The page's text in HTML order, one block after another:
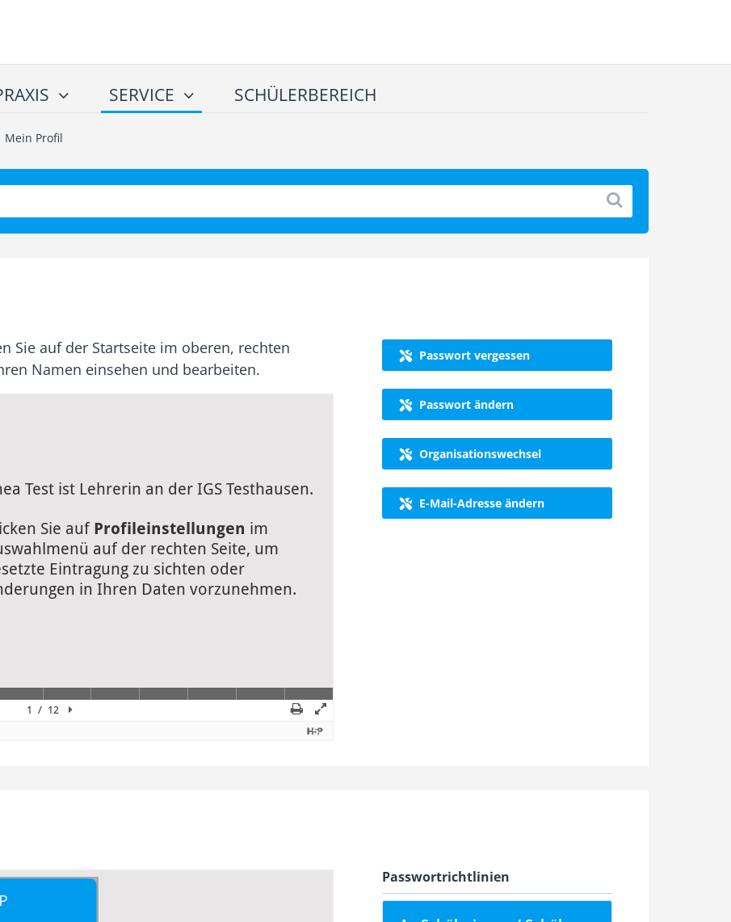
SERVICE SCHÜLERBEREICH
Mein Profil
Sie auf der Startseite im oberen, rechten
Namen einsehen und bearbeiten.
Passwort vergessen
Passwort ändern
Organisationswechsel
E-Mail-Adresse ändern
Passwortrichtlinien